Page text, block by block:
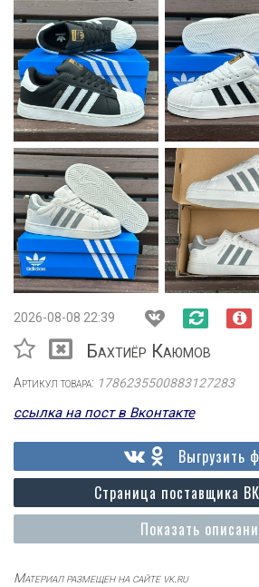
2026-08-08 22:39
Бахтиёр Каюмов
Артикул товара: 1786235500883127283
ссылка на пост в Вконтакте
Показать
Страница поставщика
Выгрузить
Материал размещен на сайте vk.ru